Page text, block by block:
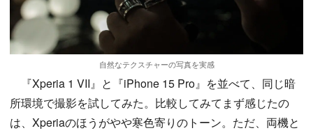
自然なテクスチャーの写真を実感
『Xperia 1 VII』と『iPhone 15 Pro』を並べて、同じ暗
所環境で撮影を試してみた。比較してみてまず感じたの
は、Xperiaのほうがやや寒色寄りのトーン。ただ、両機と